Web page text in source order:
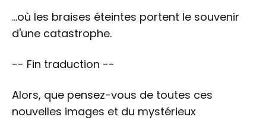
...où les braises éteintes portent le souvenir
d'une catastrophe.
-- Fin traduction --
Alors, que pensez-vous de toutes ces
nouvelles images et du mystérieux